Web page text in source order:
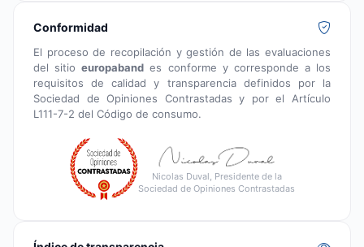
Conformidad
El proceso de recopilación y gestión de las evaluaciones
del sitioeuropaband es conforme y corresponde a los
requisitos de calidad y transparencia definidos por la
Sociedad de Opiniones Contrastadas y por el Artículo
L111-7-2 del Código de consumo.
Nicolas Duval, Presidente de la
Sociedad de Opiniones Contrastadas